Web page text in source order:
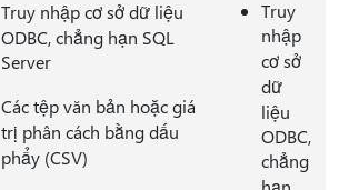
Truy nhập cơ sở dữ liệu
ODBC, chẳng hạn SQL
Server
Các tệp văn bản hoặc giá
trị phân cách bằng dấu
phẩy (CSV)
Truy
nhập
cơ sở
dữ
liệu
ODBC,
chẳng